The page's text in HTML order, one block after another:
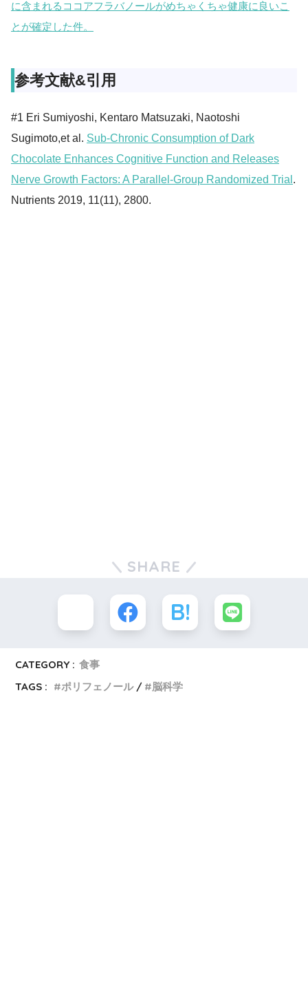
に含まれるココアフラバノールがめちゃくちゃ健康に良いこ
とが確定した件。
参考文献&引用
#1 Eri Sumiyoshi, Kentaro Matsuzaki, Naotoshi
Sugimoto,et al. Sub-Chronic Consumption of Dark
Chocolate Enhances Cognitive Function and Releases
Nerve Growth Factors: A Parallel-Group Randomized Trial .
Nutrients 2019, 11(11), 2800.
SHARE
CATEGORY : 食事
TAGS :
ポリフェノール 脳科学